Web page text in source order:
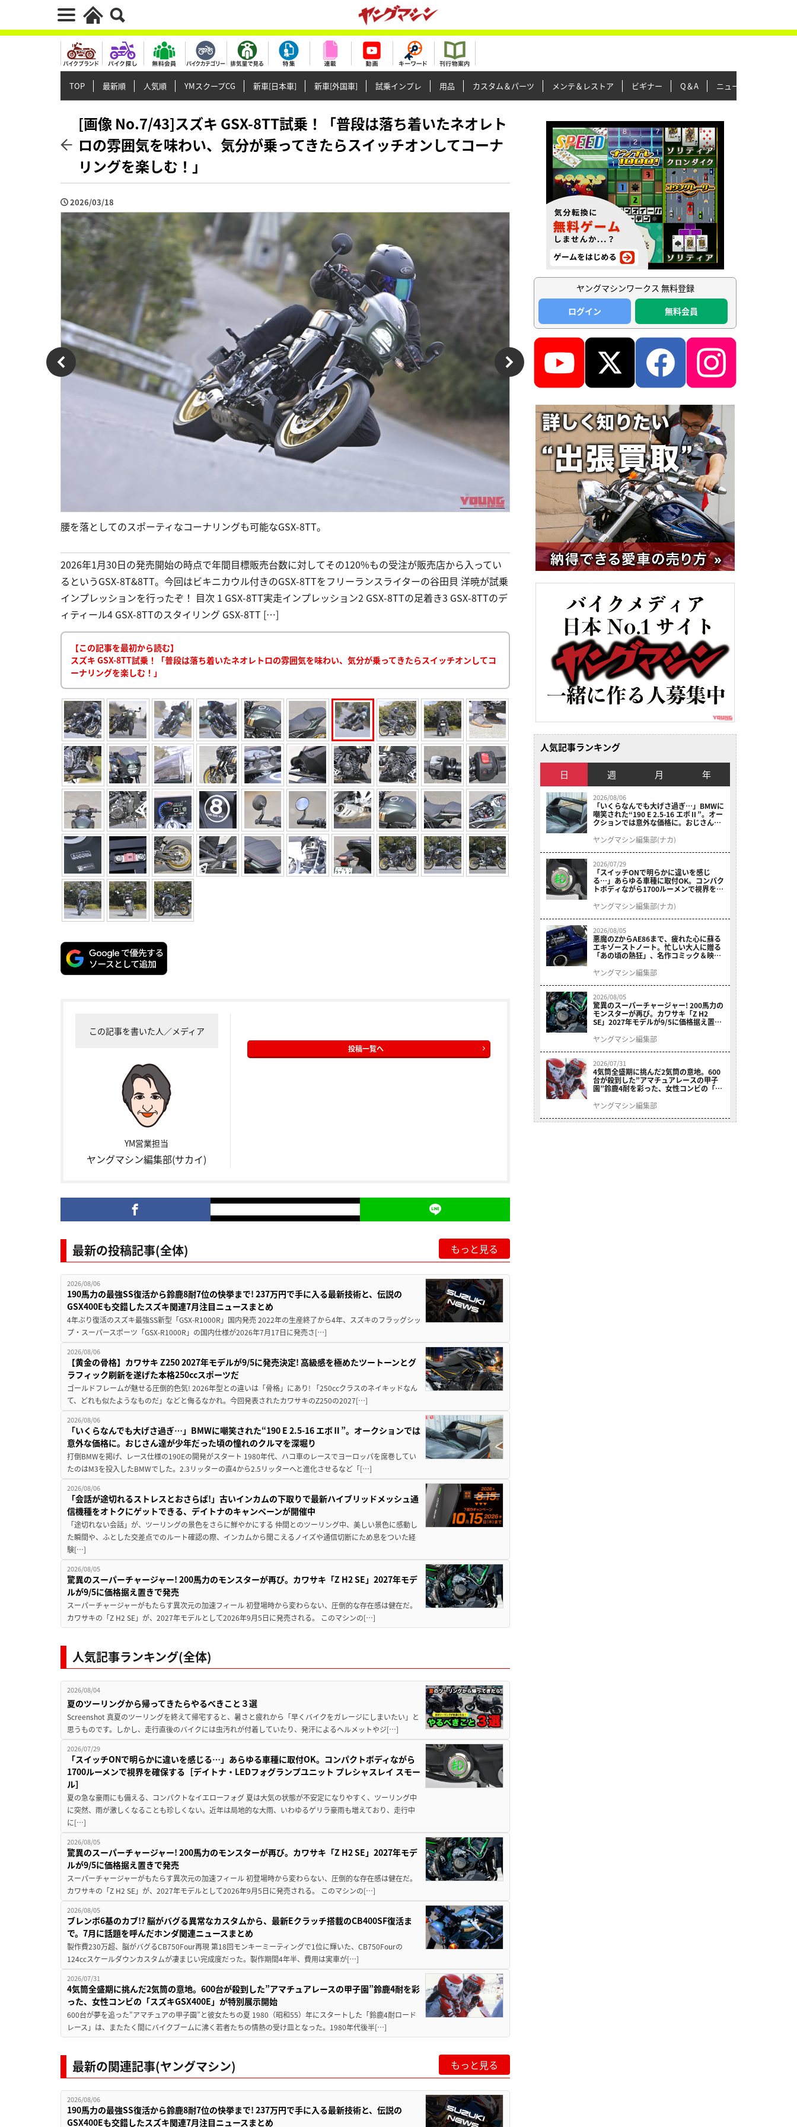
TOP 最新順 人気順 YMスクープCG 新車[日本車] 新車[外国車] 試乗インプレ 用品 カスタム＆パーツ メンテ＆レストア ビギナー Q＆A ニュース＆トピックス
[画像 No.7/43]スズキ GSX-8TT試乗！「普段は落ち着いたネオレト
ロの雰囲気を味わい、気分が乗ってきたらスイッチオンしてコーナ
リングを楽しむ！」
2026/03/18
腰を落としてのスポーティなコーナリングも可能なGSX-8TT。
2026年1月30日の発売開始の時点で年間目標販売台数に対してその120%もの受注が販売店から入ってい
るというGSX-8T&8TT。今回はビキニカウル付きのGSX-8TTをフリーランスライターの谷田貝 洋暁が試乗
インプレッションを行ったぞ！ 目次 1 GSX-8TT実走インプレッション2 GSX-8TTの足着き3 GSX-8TTのデ
ィティール4 GSX-8TTのスタイリング GSX-8TT […]
【この記事を最初から読む】
スズキ GSX-8TT試乗！「普段は落ち着いたネオレトロの雰囲気を味わい、気分が乗ってきたらスイッチオンしてコ
ーナリングを楽しむ！」
この記事を書いた人／メディア
YM営業担当
ヤングマシン編集部(サカイ)
投稿一覧へ
最新の投稿記事(全体) もっと見る
2026/08/06
190馬力の最強SS復活から鈴鹿8耐7位の快挙まで! 237万円で手に入る最新技術と、伝説の
GSX400Eも交錯したスズキ関連7月注目ニュースまとめ
4年ぶり復活のスズキ最強SS新型「GSX-R1000R」国内発売 2022年の生産終了から4年、スズキのフラッグシッ
プ・スーパースポーツ「GSX-R1000R」の国内仕様が2026年7月17日に発売さ[…]
2026/08/06
【黄金の骨格】カワサキ Z250 2027年モデルが9/5に発売決定! 高級感を極めたツートーンとグ
ラフィック刷新を遂げた本格250ccスポーツだ
ゴールドフレームが魅せる圧倒的色気! 2026年型との違いは「骨格」にあり! 「250ccクラスのネイキッドなん
て、どれも似たようなものだ」などと侮るなかれ。今回発表されたカワサキのZ250の2027[…]
2026/08/06
「いくらなんでも大げさ過ぎ…」BMWに嘲笑された“190 E 2.5-16 エボⅡ”。オークションでは
意外な価格に。おじさん達が少年だった頃の憧れのクルマを深堀り
打倒BMWを掲げ、レース仕様の190Eの開発がスタート 1980年代、ハコ車のレースでヨーロッパを席巻してい
たのはM3を投入したBMWでした。2.3リッターの直4から2.5リッターへと進化させるなど「[…]
2026/08/06
「会話が途切れるストレスとおさらば!」古いインカムの下取りで最新ハイブリッドメッシュ通
信機種をオトクにゲットできる、デイトナのキャンペーンが開催中
「途切れない会話」が、ツーリングの景色をさらに鮮やかにする 仲間とのツーリング中、美しい景色に感動し
た瞬間や、ふとした交差点でのルート確認の際、インカムから聞こえるノイズや通信切断にため息をついた経
験[…]
2026/08/05
驚異のスーパーチャージャー! 200馬力のモンスターが再び。カワサキ「Z H2 SE」2027年モデ
ルが9/5に価格据え置きで発売
スーパーチャージャーがもたらす異次元の加速フィール 初登場時から変わらない、圧倒的な存在感は健在だ。
カワサキの「Z H2 SE」が、2027年モデルとして2026年9月5日に発売される。 このマシンの[…]
人気記事ランキング(全体)
2026/08/04
夏のツーリングから帰ってきたらやるべきこと３選
Screenshot 真夏のツーリングを終えて帰宅すると、暑さと疲れから「早くバイクをガレージにしまいたい」と
思うものです。しかし、走行直後のバイクには虫汚れが付着していたり、発汗によるヘルメットやジ[…]
2026/07/29
「スイッチONで明らかに違いを感じる…」あらゆる車種に取付OK。コンパクトボディながら
1700ルーメンで視界を確保する［デイトナ・LEDフォグランプユニット プレシャスレイ スモー
ル］
夏の急な豪雨にも備える、コンパクトなイエローフォグ 夏は大気の状態が不安定になりやすく、ツーリング中
に突然、雨が激しくなることも珍しくない。近年は局地的な大雨、いわゆるゲリラ豪雨も増えており、走行中
に[…]
2026/08/05
驚異のスーパーチャージャー! 200馬力のモンスターが再び。カワサキ「Z H2 SE」2027年モデ
ルが9/5に価格据え置きで発売
スーパーチャージャーがもたらす異次元の加速フィール 初登場時から変わらない、圧倒的な存在感は健在だ。
カワサキの「Z H2 SE」が、2027年モデルとして2026年9月5日に発売される。 このマシンの[…]
2026/08/05
ブレンボ6基のカブ!? 脳がバグる異常なカスタムから、最新Eクラッチ搭載のCB400SF復活ま
で。7月に話題を呼んだホンダ関連ニュースまとめ
製作費230万超、脳がバグるCB750Four再現 第18回モンキーミーティングで1位に輝いた、CB750Fourの
124ccスケールダウンカスタムが凄まじい完成度だった。製作期間4年半、費用は実車が[…]
2026/07/31
4気筒全盛期に挑んだ2気筒の意地。600台が殺到した”アマチュアレースの甲子園”鈴鹿4耐を彩
った、女性コンビの「スズキGSX400E」が特別展示開始
600台が夢を追った”アマチュアの甲子園”と彼女たちの夏 1980（昭和55）年にスタートした「鈴鹿4耐ロード
レース」は、またたく間にバイクブームに沸く若者たちの情熱の受け皿となった。1980年代後半[…]
最新の関連記事(ヤングマシン) もっと見る
2026/08/06
190馬力の最強SS復活から鈴鹿8耐7位の快挙まで! 237万円で手に入る最新技術と、伝説の
GSX400Eも交錯したスズキ関連7月注目ニュースまとめ
ヤングマシンワークス 無料登録
ログイン
無料会員
人気記事ランキング
日 週 月 年
2026/08/06
「いくらなんでも大げさ過ぎ…」BMWに
嘲笑された“190 E 2.5-16 エボⅡ”。オー
クションでは意外な価格に。おじさん達
ヤングマシン編集部(ナカ)
2026/07/29
「スイッチONで明らかに違いを感じ
る…」あらゆる車種に取付OK。コンパク
トボディながら1700ルーメンで視界を確
ニット プレシャスレイ スモール］
ヤングマシン編集部(ナカ)
2026/08/05
悪魔のZからAE86まで、疲れた心に蘇る
エキゾーストノート。忙しい大人に贈る
「あの頃の熱狂」、名作コミック＆映画
結！
ヤングマシン編集部
2026/08/05
驚異のスーパーチャージャー! 200馬力の
モンスターが再び。カワサキ「Z H2
SE」2027年モデルが9/5に価格据え置き
ヤングマシン編集部
2026/07/31
4気筒全盛期に挑んだ2気筒の意地。600
台が殺到した”アマチュアレースの甲子
園”鈴鹿4耐を彩った、女性コンビの「ス
ヤングマシン編集部